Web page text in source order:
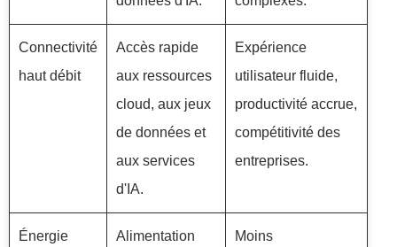
Connectivité
haut débit
Accès rapide
aux ressources
cloud, aux jeux
de données et
aux services
d'IA.
Expérience
utilisateur fluide,
productivité accrue,
compétitivité des
entreprises.
Énergie
Alimentation
Moins